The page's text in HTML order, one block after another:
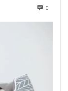
0